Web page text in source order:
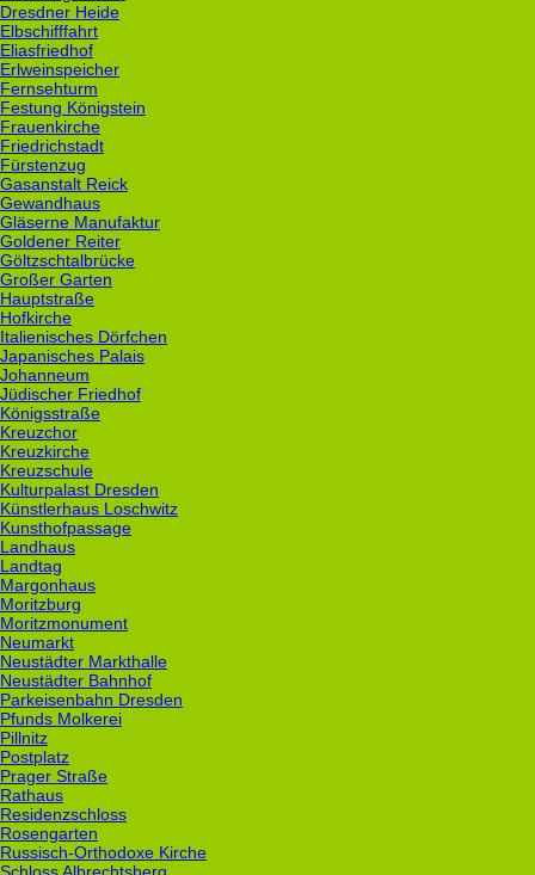
Dresdner Heide
Elbschifffahrt
Eliasfriedhof
Erlweinspeicher
Fernsehturm
Festung Königstein
Frauenkirche
Friedrichstadt
Fürstenzug
Gasanstalt Reick
Gewandhaus
Gläserne Manufaktur
Goldener Reiter
Göltzschtalbrücke
Großer Garten
Hauptstraße
Hofkirche
Italienisches Dörfchen
Japanisches Palais
Johanneum
Jüdischer Friedhof
Königsstraße
Kreuzchor
Kreuzkirche
Kreuzschule
Kulturpalast Dresden
Künstlerhaus Loschwitz
Kunsthofpassage
Landhaus
Landtag
Margonhaus
Moritzburg
Moritzmonument
Neumarkt
Neustädter Markthalle
Neustädter Bahnhof
Parkeisenbahn Dresden
Pfunds Molkerei
Pillnitz
Postplatz
Prager Straße
Rathaus
Residenzschloss
Rosengarten
Russisch-Orthodoxe Kirche